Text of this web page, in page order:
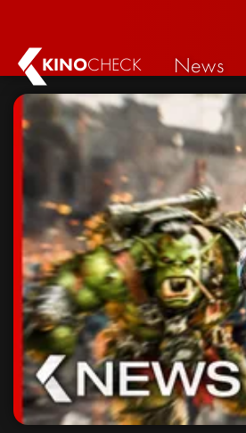
KINOCHECK News